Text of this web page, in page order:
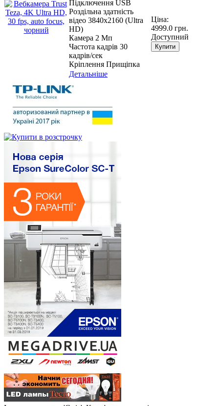
Підключення USB
Роздільна здатність
відео 3840x2160 (Ultra
HD)
Камера 2 Мп
Частота кадрів 30
кадрів/сек
Кріплення Прищіпка
Ціна:
4999.0 грн.
Доступний
Купити
Детальніше